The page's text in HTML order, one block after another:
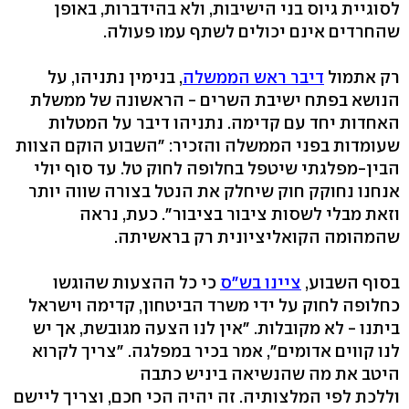
לסוגיית גיוס בני הישיבות, ולא בהידברות, באופן
שהחרדים אינם יכולים לשתף עמו פעולה.
רק אתמול דיבר ראש הממשלה, בנימין נתניהו, על
הנושא בפתח ישיבת השרים - הראשונה של ממשלת
האחדות יחד עם קדימה. נתניהו דיבר על המטלות
שעומדות בפני הממשלה והזכיר: "השבוע הוקם הצוות
הבין-מפלגתי שיטפל בחלופה לחוק טל. עד סוף יולי
אנחנו נחוקק חוק שיחלק את הנטל בצורה שווה יותר
וזאת מבלי לשסות ציבור בציבור". כעת, נראה
שהמהומה הקואליציונית רק בראשיתה.
בסוף השבוע, ציינו בש"ס כי כל ההצעות שהוגשו
כחלופה לחוק על ידי משרד הביטחון, קדימה וישראל
ביתנו - לא מקובלות. "אין לנו הצעה מגובשת, אך יש
לנו קווים אדומים", אמר בכיר במפלגה. "צריך לקרוא
היטב את מה שהנשיאה ביניש כתבה
וללכת לפי המלצותיה. זה יהיה הכי חכם, וצריך ליישם